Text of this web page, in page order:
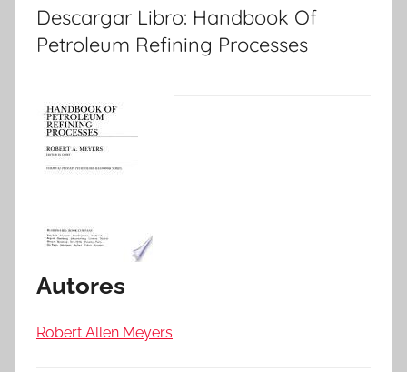
Descargar Libro: Handbook Of
Petroleum Refining Processes
Autores
Robert Allen Meyers